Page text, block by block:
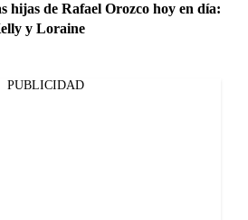
hijas de Rafael Orozco hoy en día:
y Loraine
PUBLICIDAD